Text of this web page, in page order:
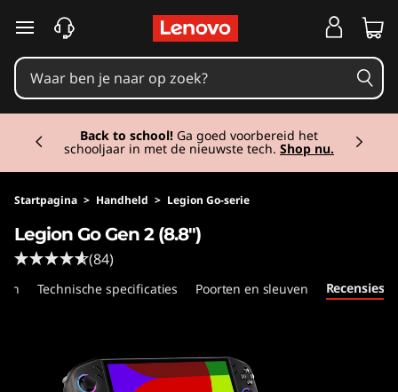
Ga naar de hoofdinhoud
Back to school! Ga goed voorbereid het
schooljaar in met de nieuwste tech. Shop nu.
Startpagina > Handheld > Legion Go-serie
Legion Go Gen 2 (8.8″)
(84)
Technische specificaties Poorten en sleuven Recensies